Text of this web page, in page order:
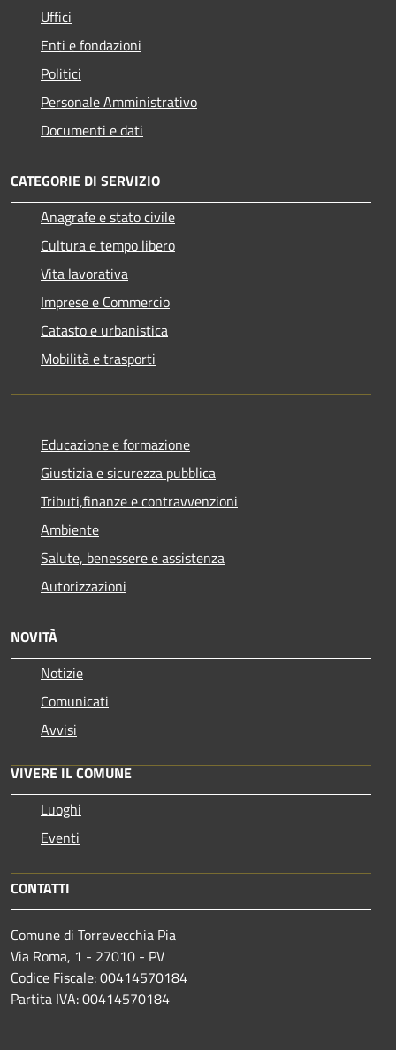
Uffici
Enti e fondazioni
Politici
Personale Amministrativo
Documenti e dati
CATEGORIE DI SERVIZIO
Anagrafe e stato civile
Cultura e tempo libero
Vita lavorativa
Imprese e Commercio
Catasto e urbanistica
Mobilità e trasporti
Educazione e formazione
Giustizia e sicurezza pubblica
Tributi,finanze e contravvenzioni
Ambiente
Salute, benessere e assistenza
Autorizzazioni
NOVITÀ
Notizie
Comunicati
Avvisi
VIVERE IL COMUNE
Luoghi
Eventi
CONTATTI
Comune di Torrevecchia Pia
Via Roma, 1 - 27010 - PV
Codice Fiscale: 00414570184
Partita IVA: 00414570184